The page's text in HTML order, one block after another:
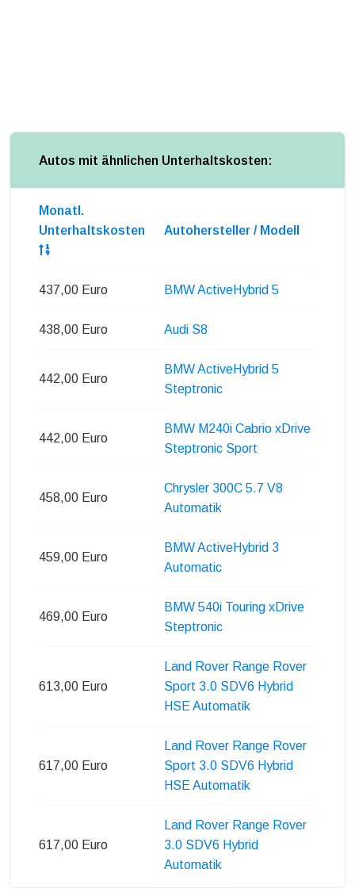
Autos mit ähnlichen Unterhaltskosten:
Monatl.
Unterhaltskosten
Autohersteller / Modell
437,00 Euro BMW ActiveHybrid 5
438,00 Euro Audi S8
442,00 Euro
BMW ActiveHybrid 5
Steptronic
442,00 Euro
BMW M240i Cabrio xDrive
Steptronic Sport
458,00 Euro
Chrysler 300C 5.7 V8
Automatik
459,00 Euro
BMW ActiveHybrid 3
Automatic
469,00 Euro
BMW 540i Touring xDrive
Steptronic
613,00 Euro
Land Rover Range Rover
Sport 3.0 SDV6 Hybrid
HSE Automatik
617,00 Euro
Land Rover Range Rover
Sport 3.0 SDV6 Hybrid
HSE Automatik
617,00 Euro
Land Rover Range Rover
3.0 SDV6 Hybrid
Automatik